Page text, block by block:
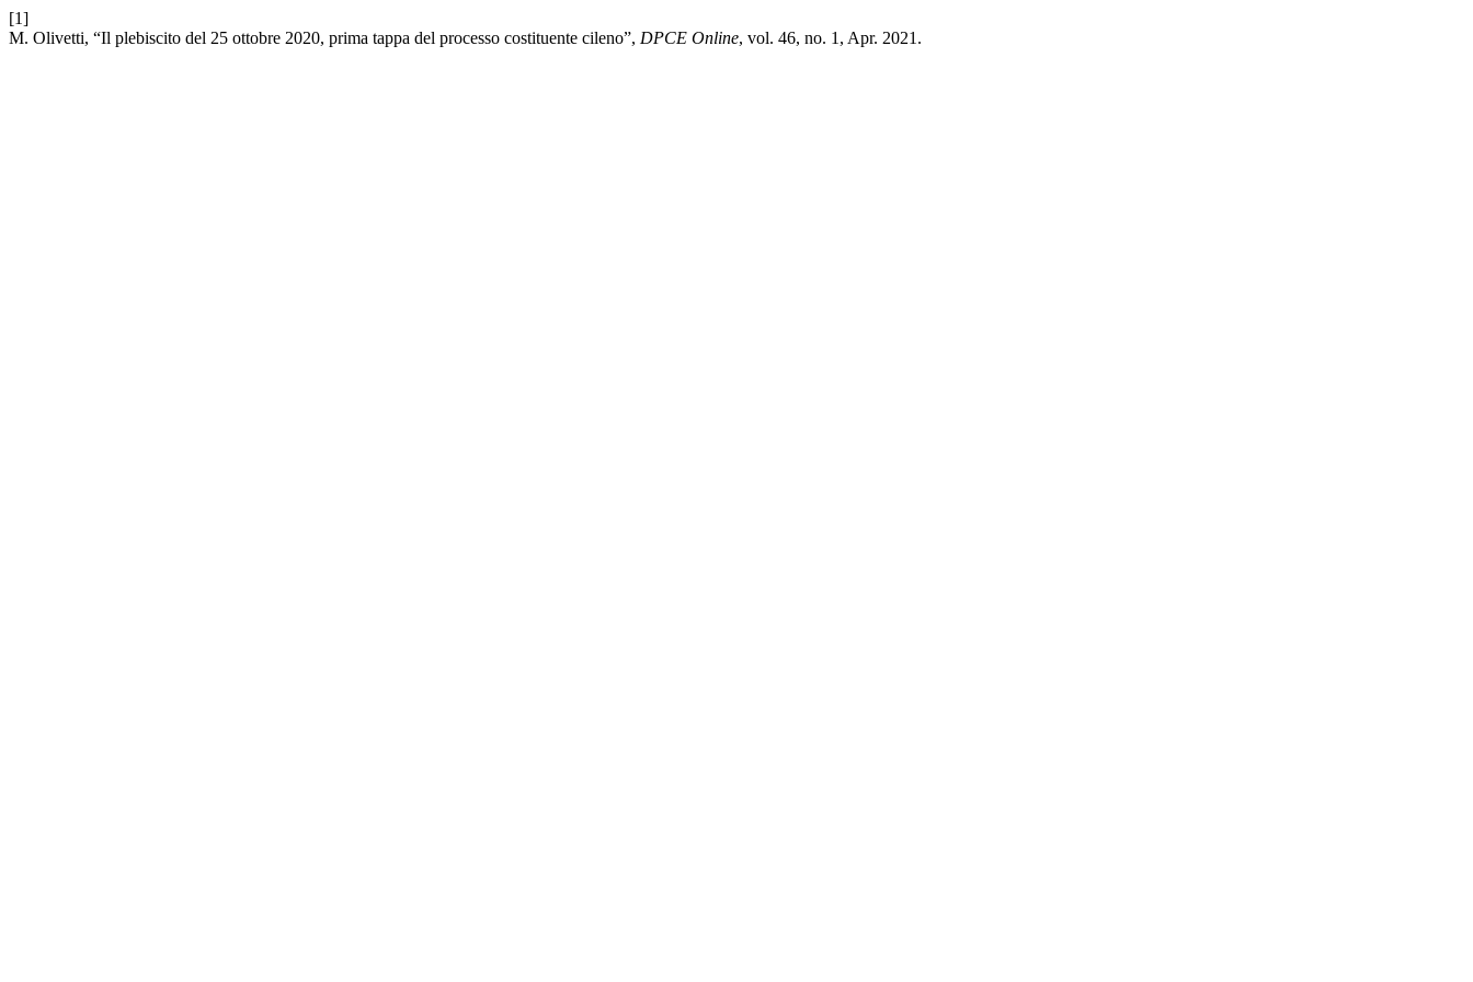
[1]
M. Olivetti, “Il plebiscito del 25 ottobre 2020, prima tappa del processo costituente cileno”, DPCE Online, vol. 46, no. 1, Apr. 2021.